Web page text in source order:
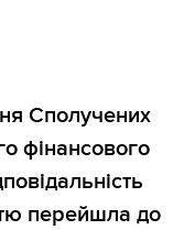
Сполучених
фінансового
перейшла до